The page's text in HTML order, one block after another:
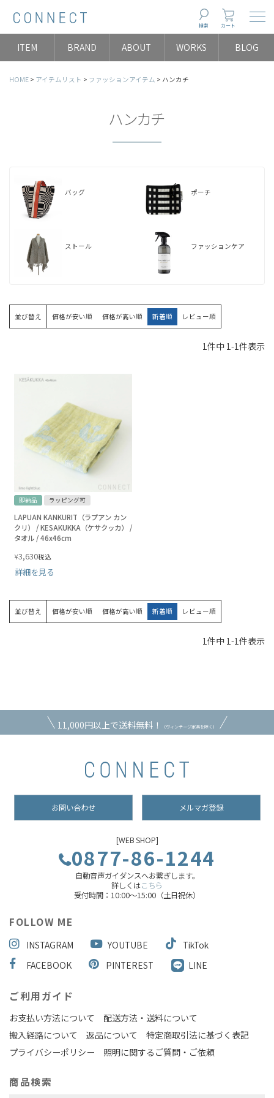
検索 カート
ITEM BRAND ABOUT WORKS BLOG
HOME アイテムリスト ファッションアイテム ハンカチ
ハンカチ
バッグ ポーチ
ストール ファッションケア
並び替え 価格が安い順 価格が高い順 新着順 レビュー順
1 件中 1 -1 件表示
即納品 ラッピング可
LAPUAN KANKURIT（ラプアン カン
クリ） / KESAKUKKA（ケサクッカ） /
タオル / 46x46cm
¥3,630税込
詳細を見る
並び替え 価格が安い順 価格が高い順 新着順 レビュー順
1件中 1-1件表示
11,000円以上で送料無料！ （ヴィンテージ家具を除く）
お問い合わせ メルマガ登録
[WEB SHOP]
0877-86-1244
自動音声ガイダンスへお繋ぎします。
詳しくはこちら
受付時間：10:00～15:00（土日祝休）
FOLLOW ME
INSTAGRAM YOUTUBE
TikTok
FACEBOOK
PINTEREST LINE
ご利用ガイド
お支払い方法について
配送方法・送料について
搬入経路について
返品について
特定商取引法に基づく表記
プライバシーポリシー
照明に関するご質問・ご依頼
商品検索